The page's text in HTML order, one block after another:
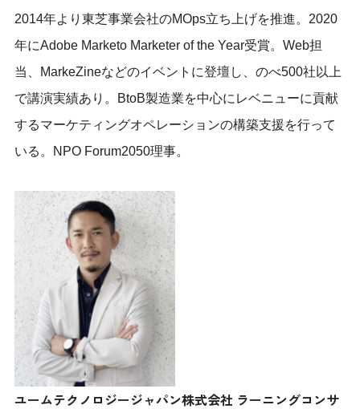
2014年より東芝事業会社のMOps立ち上げを推進。2020
年にAdobe Marketo Marketer of the Year受賞。Web担
当、MarkeZineなどのイベントに登壇し、のべ500社以上
で講演実績あり。BtoB製造業を中心にレベニューに貢献
するマーケティングオペレーションの構築支援を行って
いる。NPO Forum2050理事。
ユームテクノロジージャパン株式会社 ラーニングコンサ